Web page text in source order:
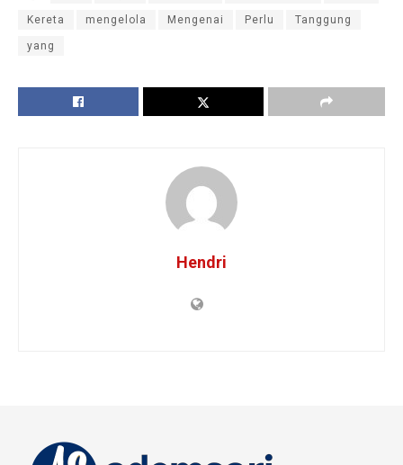
Kereta mengelola Mengenai Perlu Tanggung
yang
Hendri